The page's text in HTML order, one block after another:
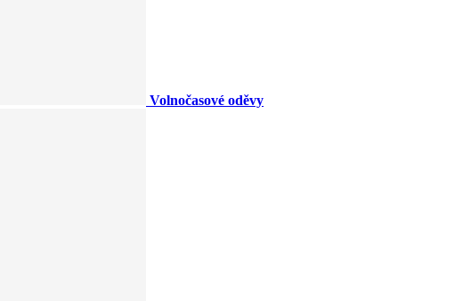
Volnočasové oděvy